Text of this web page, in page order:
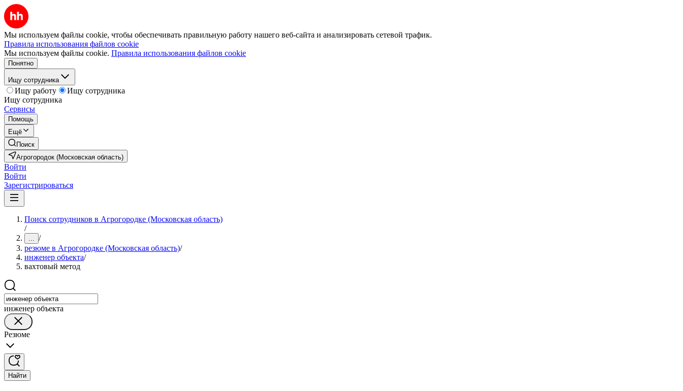
Мы используем файлы cookie, чтобы обеспечивать правильную работу нашего веб-сайта и анализировать сетевой трафик.
Правила использования файлов cookie
Мы используем файлы cookie. Правила использования файлов cookie
Понятно
Ищу сотрудника
Ищу работу
Ищу сотрудника
Ищу сотрудника
Сервисы
Помощь
Ещё
Поиск
Агрогородок (Московская область)
Войти
Войти
Зарегистрироваться
Поиск сотрудников в Агрогородке (Московская область)
/
... /
резюме в Агрогородке (Московская область)/
инженер объекта/
вахтовый метод
инженер объекта
Резюме
Найти